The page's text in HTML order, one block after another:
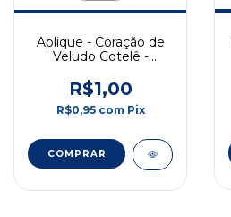
Aplique - Coração de
Veludo Cotelê -
Unidades
R$1,00
R$0,95 com Pix
COMPRAR